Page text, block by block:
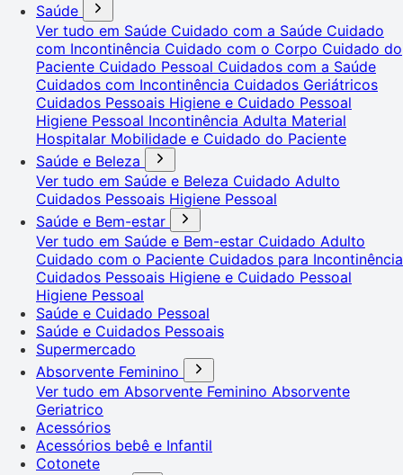
Saúde
Ver tudo em Saúde Cuidado com a Saúde Cuidado
com Incontinência Cuidado com o Corpo Cuidado do
Paciente Cuidado Pessoal Cuidados com a Saúde
Cuidados com Incontinência Cuidados Geriátricos
Cuidados Pessoais Higiene e Cuidado Pessoal
Higiene Pessoal Incontinência Adulta Material
Hospitalar Mobilidade e Cuidado do Paciente
Saúde e Beleza
Ver tudo em Saúde e Beleza Cuidado Adulto
Cuidados Pessoais Higiene Pessoal
Saúde e Bem-estar
Ver tudo em Saúde e Bem-estar Cuidado Adulto
Cuidado com o Paciente Cuidados para Incontinência
Cuidados Pessoais Higiene e Cuidado Pessoal
Higiene Pessoal
Saúde e Cuidado Pessoal
Saúde e Cuidados Pessoais
Supermercado
Absorvente Feminino
Ver tudo em Absorvente Feminino Absorvente
Geriatrico
Acessórios
Acessórios bebê e Infantil
Cotonete